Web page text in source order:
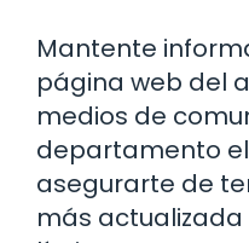
Mantente
página web del
medios de
departamento
asegurarte de
más